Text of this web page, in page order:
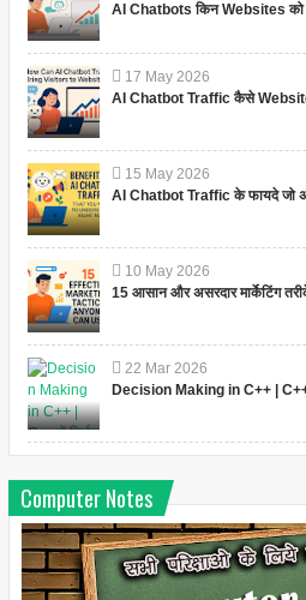
AI Chatbots किन Websites
17 May 2026
AI Chatbot Traffic कैसे
15 May 2026
AI Chatbot Traffic के फायदे जो
10 May 2026
15 आसान और असरदार मार्केटिंग
22 Mar 2026
Decision Making in C++ | C++
Computer Notes